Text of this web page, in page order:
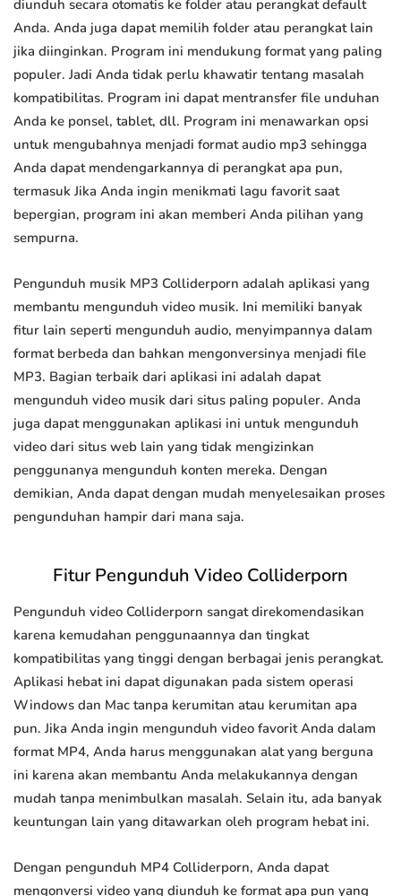
diunduh secara otomatis ke folder atau perangkat default
Anda. Anda juga dapat memilih folder atau perangkat lain
jika diinginkan. Program ini mendukung format yang paling
populer. Jadi Anda tidak perlu khawatir tentang masalah
kompatibilitas. Program ini dapat mentransfer file unduhan
Anda ke ponsel, tablet, dll. Program ini menawarkan opsi
untuk mengubahnya menjadi format audio mp3 sehingga
Anda dapat mendengarkannya di perangkat apa pun,
termasuk Jika Anda ingin menikmati lagu favorit saat
bepergian, program ini akan memberi Anda pilihan yang
sempurna.
Pengunduh musik MP3 Colliderporn adalah aplikasi yang
membantu mengunduh video musik. Ini memiliki banyak
fitur lain seperti mengunduh audio, menyimpannya dalam
format berbeda dan bahkan mengonversinya menjadi file
MP3. Bagian terbaik dari aplikasi ini adalah dapat
mengunduh video musik dari situs paling populer. Anda
juga dapat menggunakan aplikasi ini untuk mengunduh
video dari situs web lain yang tidak mengizinkan
penggunanya mengunduh konten mereka. Dengan
demikian, Anda dapat dengan mudah menyelesaikan proses
pengunduhan hampir dari mana saja.
Fitur Pengunduh Video Colliderporn
Pengunduh video Colliderporn sangat direkomendasikan
karena kemudahan penggunaannya dan tingkat
kompatibilitas yang tinggi dengan berbagai jenis perangkat.
Aplikasi hebat ini dapat digunakan pada sistem operasi
Windows dan Mac tanpa kerumitan atau kerumitan apa
pun. Jika Anda ingin mengunduh video favorit Anda dalam
format MP4, Anda harus menggunakan alat yang berguna
ini karena akan membantu Anda melakukannya dengan
mudah tanpa menimbulkan masalah. Selain itu, ada banyak
keuntungan lain yang ditawarkan oleh program hebat ini.
Dengan pengunduh MP4 Colliderporn, Anda dapat
mengonversi video yang diunduh ke format apa pun yang